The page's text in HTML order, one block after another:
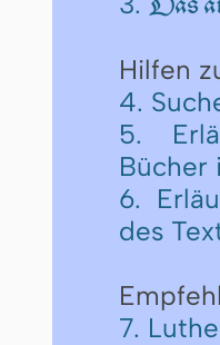
Das
Hilfen
4.
5.
Bücher
6.
des
7.